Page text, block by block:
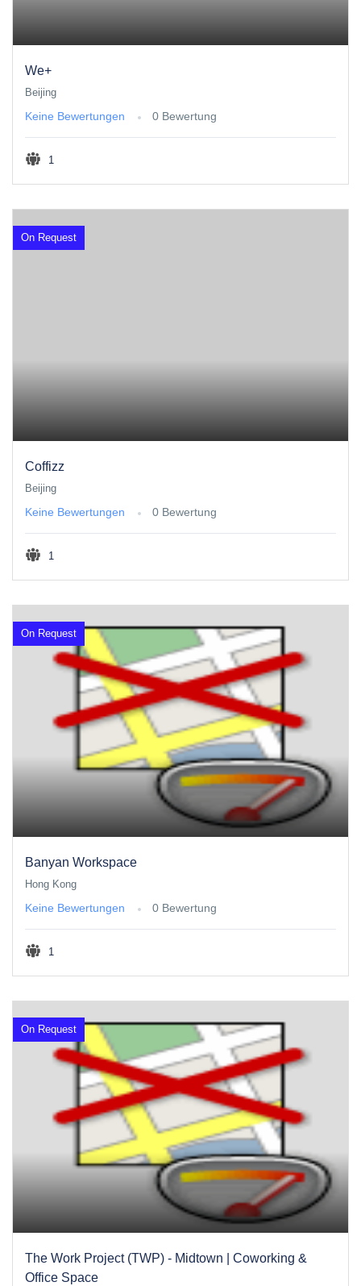
We+
Beijing
Keine Bewertungen 0 Bewertung
1
On Request
Coffizz
Beijing
Keine Bewertungen 0 Bewertung
1
On Request
Banyan Workspace
Hong Kong
Keine Bewertungen 0 Bewertung
1
On Request
The Work Project (TWP) - Midtown | Coworking &
Office Space